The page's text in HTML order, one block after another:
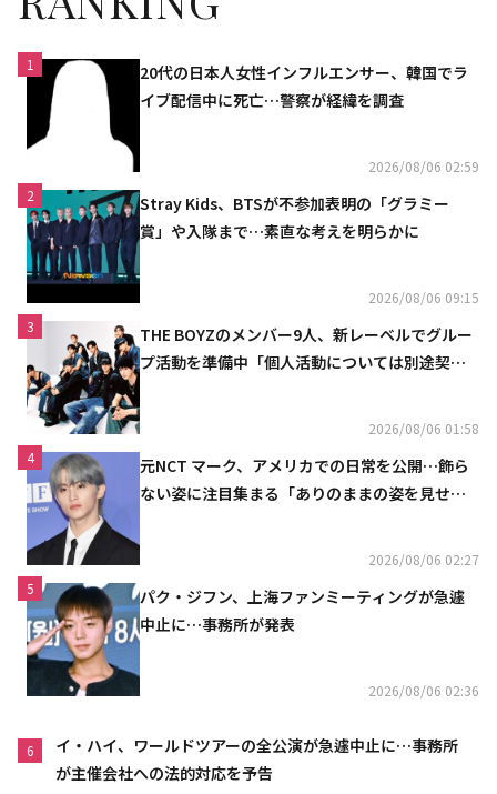
1
20代の日本人女性インフルエンサー、韓国でラ
イブ配信中に死亡…警察が経緯を調査
2026/08/06 02:59
2
Stray Kids、BTSが不参加表明の「グラミー
賞」や入隊まで…素直な考えを明らかに
2026/08/06 09:15
3
THE BOYZのメンバー9人、新レーベルでグルー
プ活動を準備中「個人活動については別途契約
2026/08/06 01:58
4
元NCT マーク、アメリカでの日常を公開…飾ら
ない姿に注目集まる「ありのままの姿を見せた
2026/08/06 02:27
5
パク・ジフン、上海ファンミーティングが急遽
中止に…事務所が発表
2026/08/06 02:36
6
イ・ハイ、ワールドツアーの全公演が急遽中止に…事務所
が主催会社への法的対応を予告